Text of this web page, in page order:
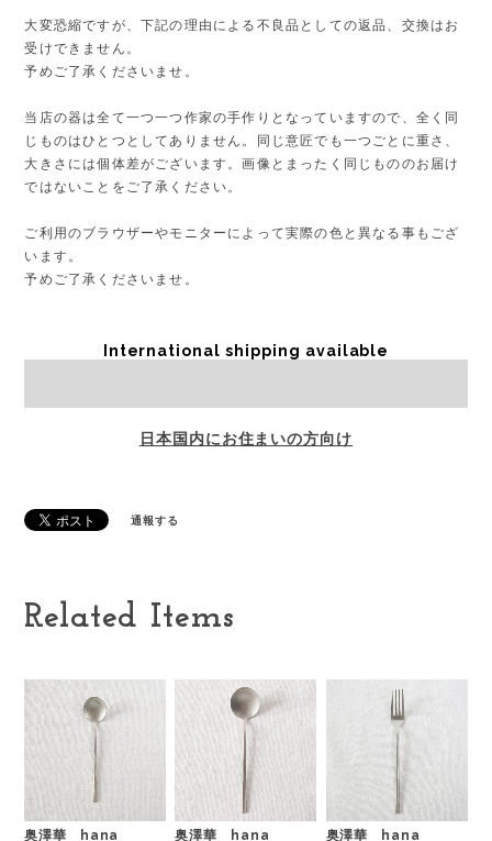
大変恐縮ですが、下記の理由による不良品としての返品、交換はお
受けできません。
予めご了承くださいませ。
当店の器は全て一つ一つ作家の手作りとなっていますので、全く同
じものはひとつとしてありません。同じ意匠でも一つごとに重さ、
大きさには個体差がございます。画像とまったく同じもののお届け
ではないことをご了承ください。
ご利用のブラウザーやモニターによって実際の色と異なる事もござ
います。
予めご了承くださいませ。
International shipping available
日本国内にお住まいの方向け
通報する
Related Items
奥澤華 hana
奥澤華 hana
奥澤華 hana